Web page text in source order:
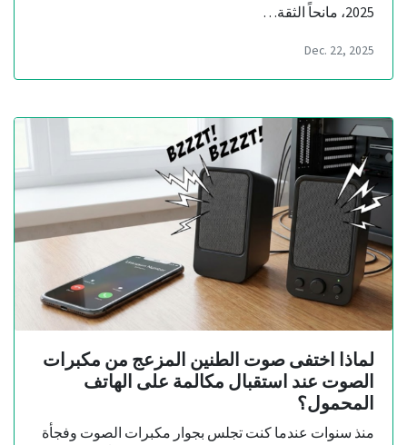
2025، مانحاً الثقة…
Dec. 22, 2025
لماذا اختفى صوت الطنين المزعج من مكبرات
الصوت عند استقبال مكالمة على الهاتف
المحمول؟
منذ سنوات عندما كنت تجلس بجوار مكبرات الصوت وفجأة